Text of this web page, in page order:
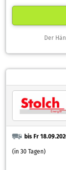
Der
bis Fr
(in 30 Tagen)